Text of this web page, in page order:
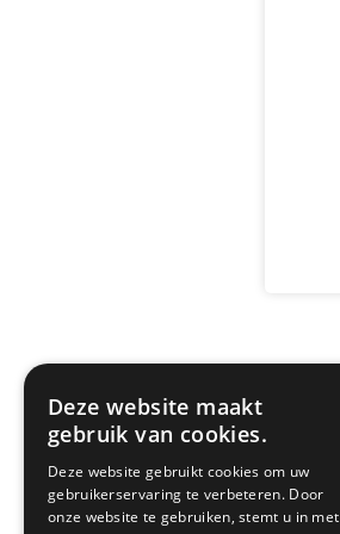
Deze website maakt
gebruik van cookies.
Deze website gebruikt cookies om uw
gebruikerservaring te verbeteren. Door
onze website te gebruiken, stemt u in met